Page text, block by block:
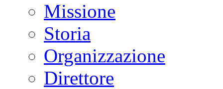
Missione
Storia
Organizzazione
Direttore